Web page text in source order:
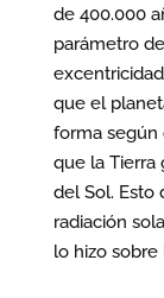
de 400.000
parámetro
que el
forma según
que la Tierra
del Sol. Esto
radiación
lo hizo